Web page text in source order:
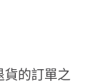
貨的訂單之